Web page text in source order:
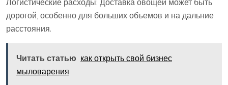
Логистические расходы: Доставка овощей может быть
дорогой, особенно для больших объемов и на дальние
расстояния.
Читать статью как открыть свой бизнес
мыловарения